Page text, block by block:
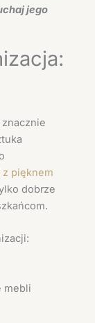
jego
pięknem
dobrze
mebli